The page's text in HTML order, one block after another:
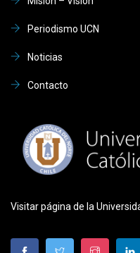
Periodismo UCN
Noticias
Contacto
Visitar página de la